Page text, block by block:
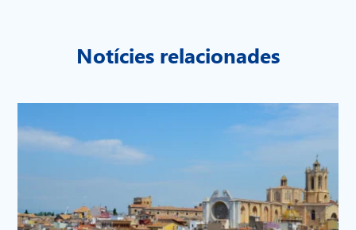
Notícies relacionades